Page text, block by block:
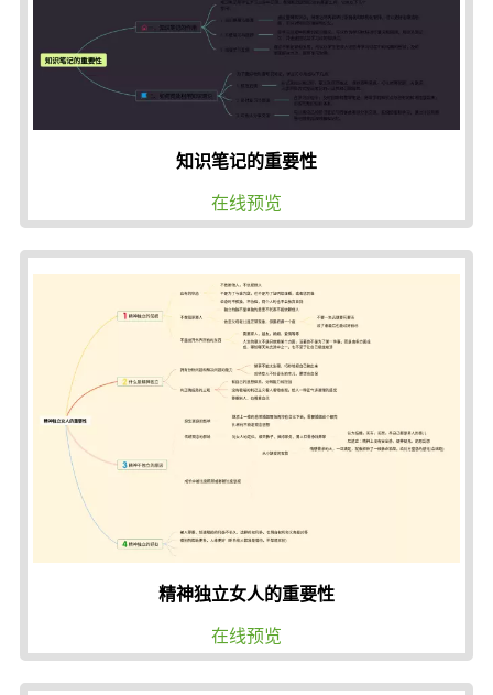
知识笔记的重要性
在线预览
精神独立女人的重要性
在线预览